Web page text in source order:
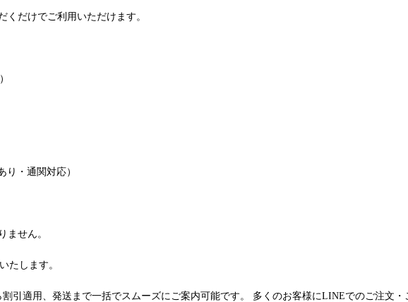
だけでご利用いただけます。
り・通関対応）
ません。
たします。
引適用、発送まで一括でスムーズにご案内可能です。 多くのお客様にLINEでのご注文・